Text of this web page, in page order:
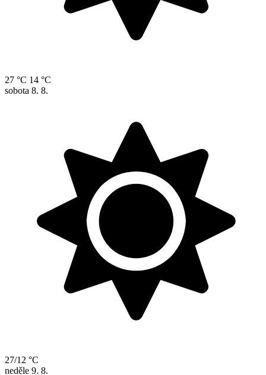
27 °C 14 °C
sobota 8. 8.
27/12 °C
neděle 9. 8.